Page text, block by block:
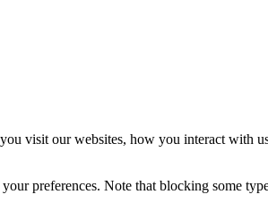
visit our websites, how you interact with
preferences. Note that blocking some